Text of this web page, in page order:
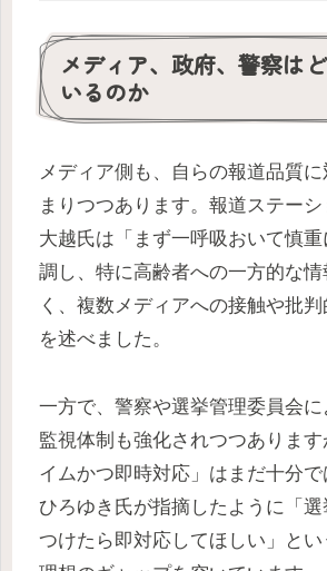
メディア、政府、警察は
いるのか
メディア側も、自らの報道品質
まりつつあります。報道ステー
大越氏は「まず一呼吸おいて慎
調し、特に高齢者への一方的な
く、複数メディアへの接触や批
を述べました。
一方で、警察や選挙管理委員会
監視体制も強化されつつありま
イムかつ即時対応」はまだ十分で
ひろゆき氏が指摘したように「
つけたら即対応してほしい」とい